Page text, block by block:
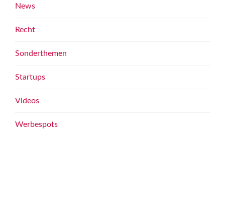
News
Recht
Sonderthemen
Startups
Videos
Werbespots